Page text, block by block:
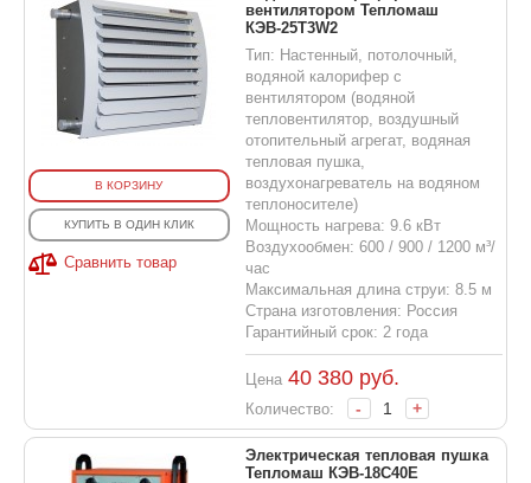
В КОРЗИНУ
КУПИТЬ В ОДИН КЛИК
Сравнить товар
вентилятором Тепломаш
КЭВ-25T3W2
Тип: Настенный, потолочный,
водяной калорифер с
вентилятором (водяной
тепловентилятор, воздушный
отопительный агрегат, водяная
тепловая пушка,
воздухонагреватель на водяном
теплоносителе)
Мощность нагрева: 9.6 кВт
Воздухообмен: 600 / 900 / 1200 м³/
час
Максимальная длина струи: 8.5 м
Страна изготовления: Россия
Гарантийный срок: 2 года
Цена 40 380руб.
Количество: - +
Электрическая тепловая пушка
Тепломаш КЭВ-18С40Е